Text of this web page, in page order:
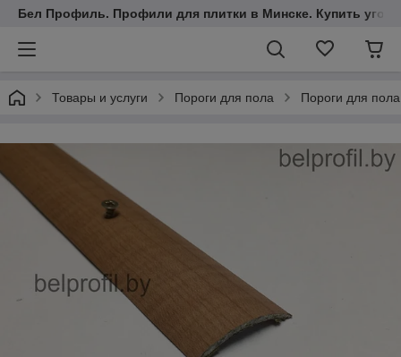
Бел Профиль. Профили для плитки в Минске. Купить
Товары и услуги Пороги для пола Пороги для